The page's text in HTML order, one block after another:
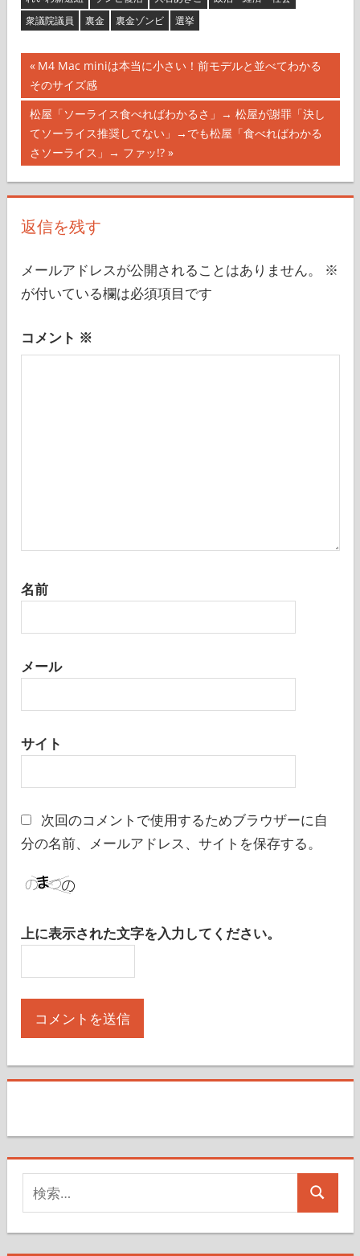
れいわ新選組 ゾンビ復活 大石あきこ
投
稿
ナ
ビ
ゲ
ー
シ
ョ
ン
前
の
記
事:
M4 Mac miniは本当に小さい！前モデルと並べてわかる
そのサイズ感
次
の
記
事:
松屋「ソーライス食べればわかるさ」→ 松屋が謝罪「決し
てソーライス推奨してない」→でも松屋「食べればわかる
さソーライス」→ ファッ!?
返信を残す
メールアドレスが公開されることはありません。
コメント※
名前
メール
サイト
次回のコメントで使用するためブラウザーに自
上に表示された文字を入力してください。
検